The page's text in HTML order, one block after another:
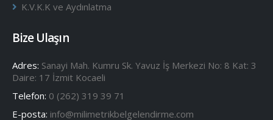
K.V.K.K ve Aydınlatma
Bize Ulaşın
Adres: Sanayi Mah. Kumru Sk. Yavuz İş Merkezi No: 8 Kat: 3
Daire: 17 İzmit Kocaeli
Telefon: 0 (262) 319 39 71
E-posta: info@milimetrikbelgelendirme.com